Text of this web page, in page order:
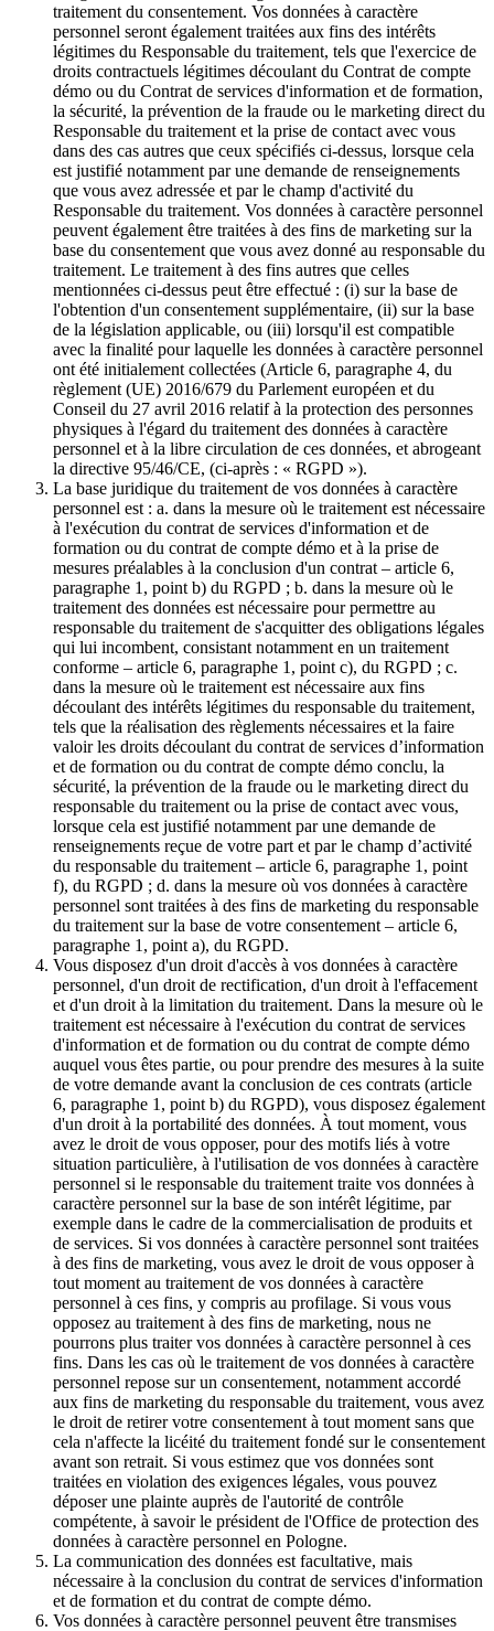
traitement du consentement. Vos données à caractère
personnel seront également traitées aux fins des intérêts
légitimes du Responsable du traitement, tels que l'exercice de
droits contractuels légitimes découlant du Contrat de compte
démo ou du Contrat de services d'information et de formation,
la sécurité, la prévention de la fraude ou le marketing direct du
Responsable du traitement et la prise de contact avec vous
dans des cas autres que ceux spécifiés ci-dessus, lorsque cela
est justifié notamment par une demande de renseignements
que vous avez adressée et par le champ d'activité du
Responsable du traitement. Vos données à caractère personnel
peuvent également être traitées à des fins de marketing sur la
base du consentement que vous avez donné au responsable du
traitement. Le traitement à des fins autres que celles
mentionnées ci-dessus peut être effectué : (i) sur la base de
l'obtention d'un consentement supplémentaire, (ii) sur la base
de la législation applicable, ou (iii) lorsqu'il est compatible
avec la finalité pour laquelle les données à caractère personnel
ont été initialement collectées (Article 6, paragraphe 4, du
règlement (UE) 2016/679 du Parlement européen et du
Conseil du 27 avril 2016 relatif à la protection des personnes
physiques à l'égard du traitement des données à caractère
personnel et à la libre circulation de ces données, et abrogeant
la directive 95/46/CE, (ci-après : « RGPD »).
La base juridique du traitement de vos données à caractère
personnel est : a. dans la mesure où le traitement est nécessaire
à l'exécution du contrat de services d'information et de
formation ou du contrat de compte démo et à la prise de
mesures préalables à la conclusion d'un contrat – article 6,
paragraphe 1, point b) du RGPD ; b. dans la mesure où le
traitement des données est nécessaire pour permettre au
responsable du traitement de s'acquitter des obligations légales
qui lui incombent, consistant notamment en un traitement
conforme – article 6, paragraphe 1, point c), du RGPD ; c.
dans la mesure où le traitement est nécessaire aux fins
découlant des intérêts légitimes du responsable du traitement,
tels que la réalisation des règlements nécessaires et la faire
valoir les droits découlant du contrat de services d’information
et de formation ou du contrat de compte démo conclu, la
sécurité, la prévention de la fraude ou le marketing direct du
responsable du traitement ou la prise de contact avec vous,
lorsque cela est justifié notamment par une demande de
renseignements reçue de votre part et par le champ d’activité
du responsable du traitement – article 6, paragraphe 1, point
f), du RGPD ; d. dans la mesure où vos données à caractère
personnel sont traitées à des fins de marketing du responsable
du traitement sur la base de votre consentement – article 6,
paragraphe 1, point a), du RGPD.
Vous disposez d'un droit d'accès à vos données à caractère
personnel, d'un droit de rectification, d'un droit à l'effacement
et d'un droit à la limitation du traitement. Dans la mesure où le
traitement est nécessaire à l'exécution du contrat de services
d'information et de formation ou du contrat de compte démo
auquel vous êtes partie, ou pour prendre des mesures à la suite
de votre demande avant la conclusion de ces contrats (article
6, paragraphe 1, point b) du RGPD), vous disposez également
d'un droit à la portabilité des données. À tout moment, vous
avez le droit de vous opposer, pour des motifs liés à votre
situation particulière, à l'utilisation de vos données à caractère
personnel si le responsable du traitement traite vos données à
caractère personnel sur la base de son intérêt légitime, par
exemple dans le cadre de la commercialisation de produits et
de services. Si vos données à caractère personnel sont traitées
à des fins de marketing, vous avez le droit de vous opposer à
tout moment au traitement de vos données à caractère
personnel à ces fins, y compris au profilage. Si vous vous
opposez au traitement à des fins de marketing, nous ne
pourrons plus traiter vos données à caractère personnel à ces
fins. Dans les cas où le traitement de vos données à caractère
personnel repose sur un consentement, notamment accordé
aux fins de marketing du responsable du traitement, vous avez
le droit de retirer votre consentement à tout moment sans que
cela n'affecte la licéité du traitement fondé sur le consentement
avant son retrait. Si vous estimez que vos données sont
traitées en violation des exigences légales, vous pouvez
déposer une plainte auprès de l'autorité de contrôle
compétente, à savoir le président de l'Office de protection des
données à caractère personnel en Pologne.
La communication des données est facultative, mais
nécessaire à la conclusion du contrat de services d'information
et de formation et du contrat de compte démo.
Vos données à caractère personnel peuvent être transmises